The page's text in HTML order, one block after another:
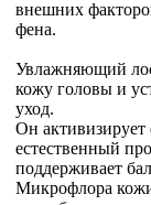
внешних
фена.
Увлажняющий
кожу головы и
уход.
Он
естественный
поддерживает
Микрофлора